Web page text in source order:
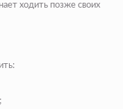
ходить позже своих